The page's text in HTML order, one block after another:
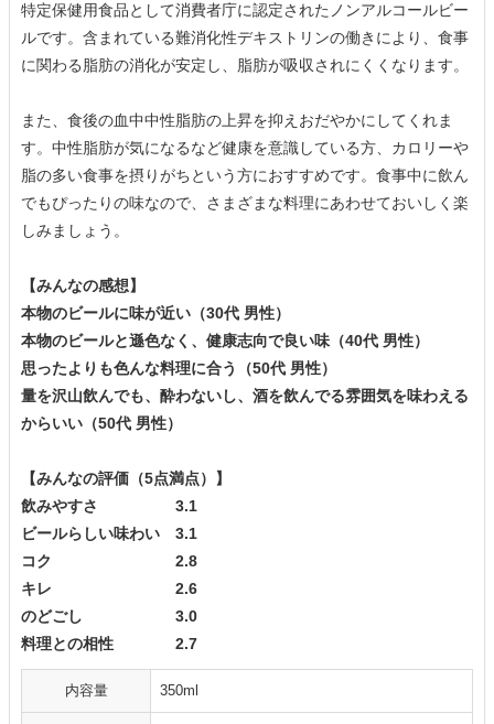
特定保健用食品として消費者庁に認定されたノンアルコールビー
ルです。含まれている難消化性デキストリンの働きにより、食事
に関わる脂肪の消化が安定し、脂肪が吸収されにくくなります。
また、食後の血中中性脂肪の上昇を抑えおだやかにしてくれま
す。中性脂肪が気になるなど健康を意識している方、カロリーや
脂の多い食事を摂りがちという方におすすめです。食事中に飲ん
でもぴったりの味なので、さまざまな料理にあわせておいしく楽
しみましょう。
【みんなの感想】
本物のビールに味が近い（30代 男性）
本物のビールと遜色なく、健康志向で良い味（40代 男性）
思ったよりも色んな料理に合う（50代 男性）
量を沢山飲んでも、酔わないし、酒を飲んでる雰囲気を味わえる
からいい（50代 男性）
【みんなの評価（5点満点）】
飲みやすさ 3.1
ビールらしい味わい 3.1
コク 2.8
キレ 2.6
のどごし 3.0
料理との相性 2.7
内容量 350ml